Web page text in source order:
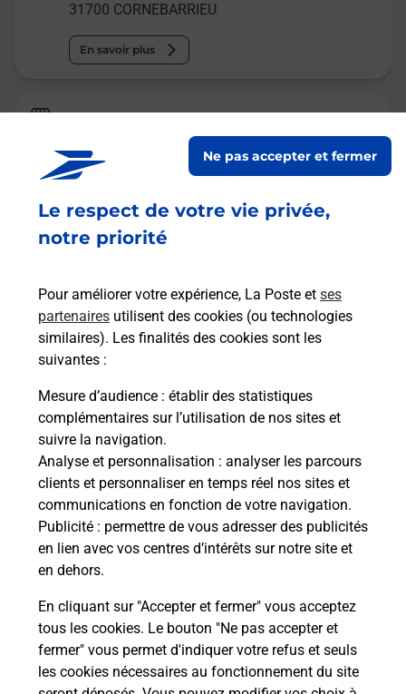
Le respect de votre vie privée,
notre priorité
Pour améliorer votre expérience, La Poste et ses
partenaires utilisent des cookies (ou technologies
similaires). Les finalités des cookies sont les
suivantes :
Mesure d’audience : établir des statistiques
complémentaires sur l’utilisation de nos sites et
suivre la navigation.
Analyse et personnalisation : analyser les parcours
clients et personnaliser en temps réel nos sites et
communications en fonction de votre navigation.
Publicité : permettre de vous adresser des publicités
en lien avec vos centres d’intérêts sur notre site et
en dehors.
En cliquant sur "Accepter et fermer" vous acceptez
tous les cookies. Le bouton "Ne pas accepter et
fermer" vous permet d'indiquer votre refus et seuls
les cookies nécessaires au fonctionnement du site
Ne pas accepter et fermer
31700 CORNEBARRIEU
En savoir plus
Relais Pickup
BOULANGERIE MAISON DENIS
jusqu'à 19h30
4 CHEMIN DE LA PLANE
31700 CORNEBARRIEU
Malin !
La Poste
en ligne
Ouvert 24h/24
En savoir plus
MONDONVILLE
CONSIGNE MOULIN A VENT MONDONVILLE